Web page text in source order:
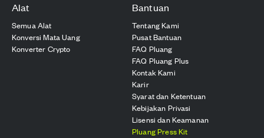
Alat
Semua Alat
Konversi Mata Uang
Konverter Crypto
Bantuan
Tentang Kami
Pusat Bantuan
FAQ Pluang
FAQ Pluang Plus
Kontak Kami
Karir
Syarat dan Ketentuan
Kebijakan Privasi
Lisensi dan Keamanan
Pluang Press Kit